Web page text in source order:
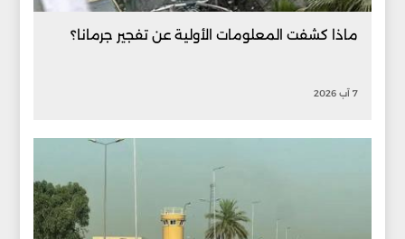
ماذا كشفت المعلومات الأولية عن تفجير جرمانا؟
7 آب 2026